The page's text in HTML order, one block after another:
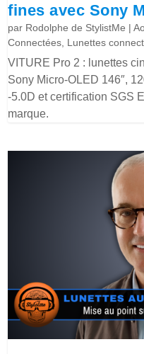
fines avec Sony
par Rodolphe de StylistMe |
Connectées Lunettes
VITURE Pro 2 : lunettes
Sony Micro-OLED 146″,
-5.0D et certification SGS
marque.